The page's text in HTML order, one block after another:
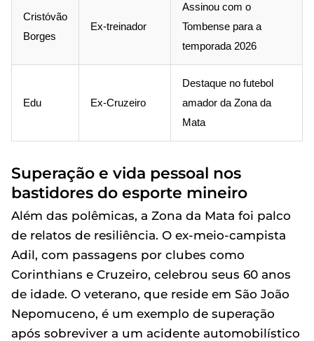
Cristóvão
Borges
Ex-treinador
Assinou com o
Tombense para a
temporada 2026
Edu Ex-Cruzeiro
Destaque no futebol
amador da Zona da
Mata
Superação e vida pessoal nos
bastidores do esporte mineiro
Além das polêmicas, a Zona da Mata foi palco
de relatos de resiliência. O ex-meio-campista
Adil, com passagens por clubes como
Corinthians e Cruzeiro, celebrou seus 60 anos
de idade. O veterano, que reside em São João
Nepomuceno, é um exemplo de superação
após sobreviver a um acidente automobilístico